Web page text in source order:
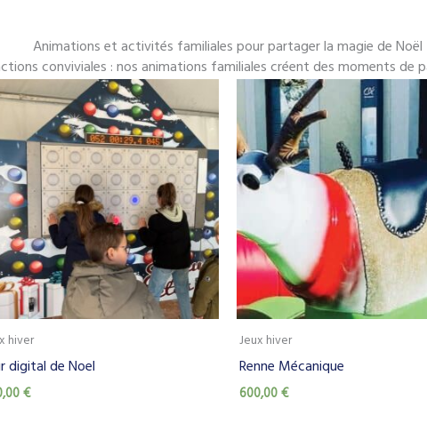
Animations et activités familiales pour partager la magie de Noël
conviviales : nos animations familiales créent des moments
hiver
digital de Noel
€
Jeux hiver
Renne Mécanique
600,00€